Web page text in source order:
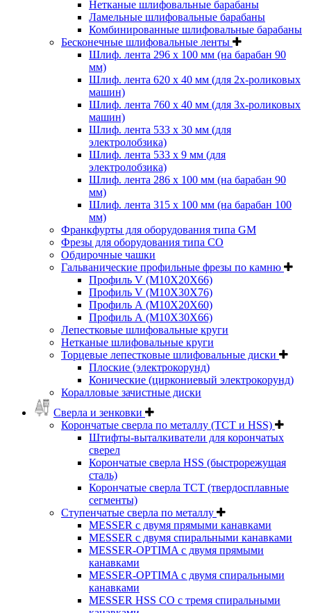
Нетканые шлифовальные барабаны
Ламельные шлифовальные барабаны
Комбинированные шлифовальные барабаны
Бесконечные шлифовальные ленты
Шлиф. лента 296 х 100 мм (на барабан 90
мм)
Шлиф. лента 620 х 40 мм (для 2х-роликовых
машин)
Шлиф. лента 760 х 40 мм (для 3х-роликовых
машин)
Шлиф. лента 533 х 30 мм (для
электролобзика)
Шлиф. лента 533 х 9 мм (для
электролобзика)
Шлиф. лента 286 х 100 мм (на барабан 90
мм)
Шлиф. лента 315 х 100 мм (на барабан 100
мм)
Франкфурты для оборудования типа GM
Фрезы для оборудования типа СО
Обдирочные чашки
Гальванические профильные фрезы по камню
Профиль V (M10X20X66)
Профиль V (M10X30X76)
Профиль А (М10Х20Х60)
Профиль А (М10Х30Х66)
Лепестковые шлифовальные круги
Нетканые шлифовальные круги
Торцевые лепестковые шлифовальные диски
Плоские (электрокорунд)
Конические (циркониевый электрокорунд)
Коралловые зачистные диски
Сверла и зенковки
Корончатые сверла по металлу (TCT и HSS)
Штифты-выталкиватели для корончатых
сверел
Корончатые сверла HSS (быстрорежущая
сталь)
Корончатые сверла TCT (твердосплавные
сегменты)
Ступенчатые сверла по металлу
MESSER с двумя прямыми канавками
MESSER с двумя спиральными канавками
MESSER-OPTIMA с двумя прямыми
канавками
MESSER-OPTIMA с двумя спиральными
канавками
MESSER HSS CО с тремя спиральными